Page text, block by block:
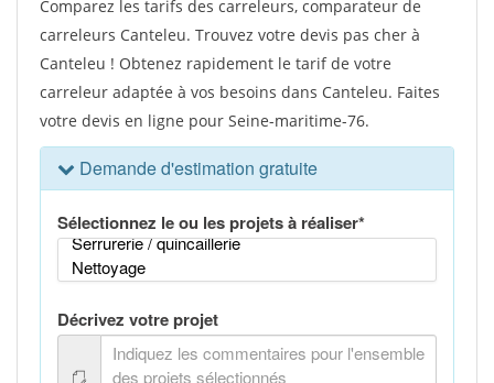
Comparez les tarifs des carreleurs, comparateur de
carreleurs Canteleu. Trouvez votre devis pas cher à
Canteleu ! Obtenez rapidement le tarif de votre
carreleur adaptée à vos besoins dans Canteleu. Faites
votre devis en ligne pour Seine-maritime-76.